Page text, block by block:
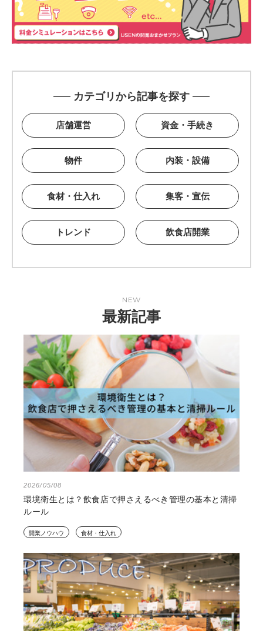
カテゴリから記事を探す
店舗運営 資金・手続き
物件 内装・設備
食材・仕入れ 集客・宣伝
トレンド 飲食店開業
NEW
最新記事
2026/05/08
環境衛生とは？飲食店で押さえるべき管理の基本と清掃
ルール
開業ノウハウ 食材・仕入れ